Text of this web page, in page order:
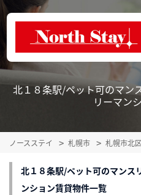
北１８条駅/ペット可のマン
リーマン
ノースステイ 札幌市 札幌市北区
北１８条駅/ペット可のマンス
ンション賃貸物件一覧